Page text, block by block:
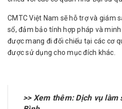
CMTC Việt Nam sẽ hỗ trợ và giám
sổ, đảm bảo tính hợp pháp và
được mang đi đối chiếu tại các cơ
được sử dụng cho mục đích khác.
>> Xem thêm:Dịch vụ làm